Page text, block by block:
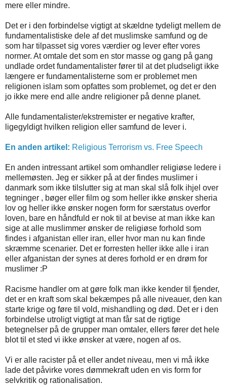
mere eller mindre.
Det er i den forbindelse vigtigt at skældne tydeligt mellem de
fundamentalistiske dele af det muslimske samfund og de
som har tilpasset sig vores værdier og lever efter vores
normer. At omtale det som en stor masse og gang på gang
undlade ordet fundamentalister fører til at det pludseligt ikke
længere er fundamentalisterne som er problemet men
religionen islam som opfattes som problemet, og det er den
jo ikke mere end alle andre religioner på denne planet.
Alle fundamentalister/ekstremister er negative krafter,
ligegyldigt hvilken religion eller samfund de lever i.
En anden artikel: Religious Terrorism vs. Free Speech
En anden intressant artikel som omhandler religiøse ledere i
mellemøsten. Jeg er sikker på at der findes muslimer i
danmark som ikke tilslutter sig at man skal slå folk ihjel over
tegninger , bøger eller film og som heller ikke ønsker sheria
lov og heller ikke ønsker nogen form for særstatus overfor
loven, bare en håndfuld er nok til at bevise at man ikke kan
sige at alle muslimmer ønsker de religiøse forhold som
findes i afganistan eller iran, eller hvor man nu kan finde
skræmme scenarier. Det er forresten heller ikke alle i iran
eller afganistan der synes at deres forhold er en drøm for
muslimer :P
Racisme handler om at gøre folk man ikke kender til fjender,
det er en kraft som skal bekæmpes på alle niveauer, den kan
starte krige og føre til vold, mishandling og død. Det er i den
forbindelse utroligt vigtigt at man får sat de rigtige
betegnelser på de grupper man omtaler, ellers fører det hele
blot til et sted vi ikke ønsker at være, nogen af os.
Vi er alle racister på et eller andet niveau, men vi må ikke
lade det påvirke vores dømmekraft uden en vis form for
selvkritik og rationalisation.